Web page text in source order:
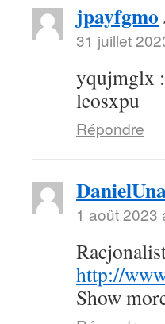
jpayfgmo
31 juillet
yqujmglx :
leosxpu
Répondre
1 août 2023
http://
Show